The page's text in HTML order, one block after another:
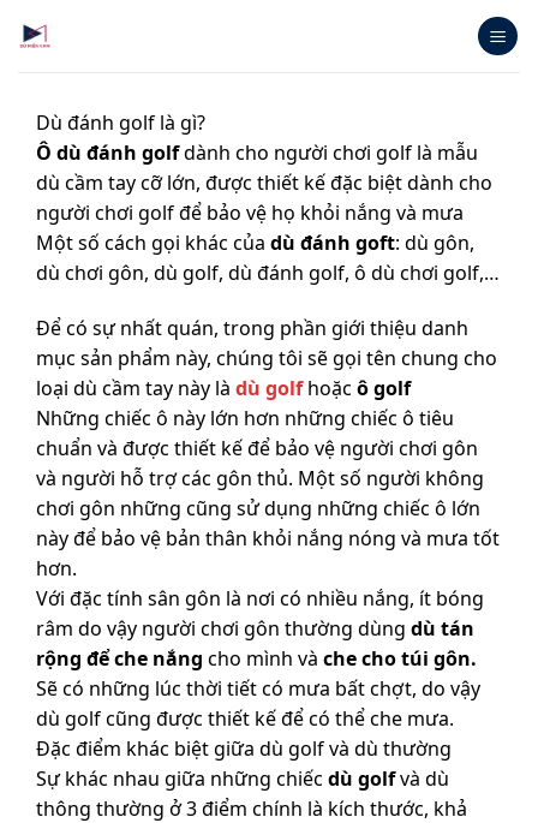
qua
nội
Dù đánh golf là gì?
Ô dù đánh golfdành cho người chơi golf là mẫu
dù cầm tay cỡ lớn, được thiết kế đặc biệt dành cho
người chơi golf để bảo vệ họ khỏi nắng và mưa
Một số cách gọi khác của dù đánh goft: dù gôn,
dù chơi gôn, dù golf, dù đánh golf, ô dù chơi golf,…
Để có sự nhất quán, trong phần giới thiệu danh
mục sản phẩm này, chúng tôi sẽ gọi tên chung cho
loại dù cầm tay này là dù golfhoặc ô golf
Những chiếc ô này lớn hơn những chiếc ô tiêu
chuẩn và được thiết kế để bảo vệ người chơi gôn
và người hỗ trợ các gôn thủ. Một số người không
chơi gôn những cũng sử dụng những chiếc ô lớn
này để bảo vệ bản thân khỏi nắng nóng và mưa tốt
hơn.
Với đặc tính sân gôn là nơi có nhiều nắng, ít bóng
râm do vậy người chơi gôn thường dùng dù tán
rộng để che nắng cho mình và che cho túi gôn.
Sẽ có những lúc thời tiết có mưa bất chợt, do vậy
dù golf cũng được thiết kế để có thể che mưa.
Đặc điểm khác biệt giữa dù golf và dù thường
Sự khác nhau giữa những chiếc dù golfvà dù
thông thường ở 3 điểm chính là kích thước, khả